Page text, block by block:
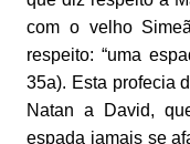
com o velho
respeito: “uma
35a). Esta profecia
Natan a David,
espada jamais se